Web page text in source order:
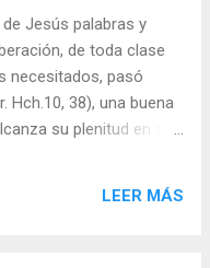
de emprender el
“No es otro mi
a servir a un
en la tierra” (V M 4,7).
del Día (+ Leer ). |
Leer ) | | Santo del día
Jesús palabras y
de toda clase
necesitados, pasó
Hch.10, 38), una buena
su plenitud en su
la gracia y la verdad, a
LEER MÁS